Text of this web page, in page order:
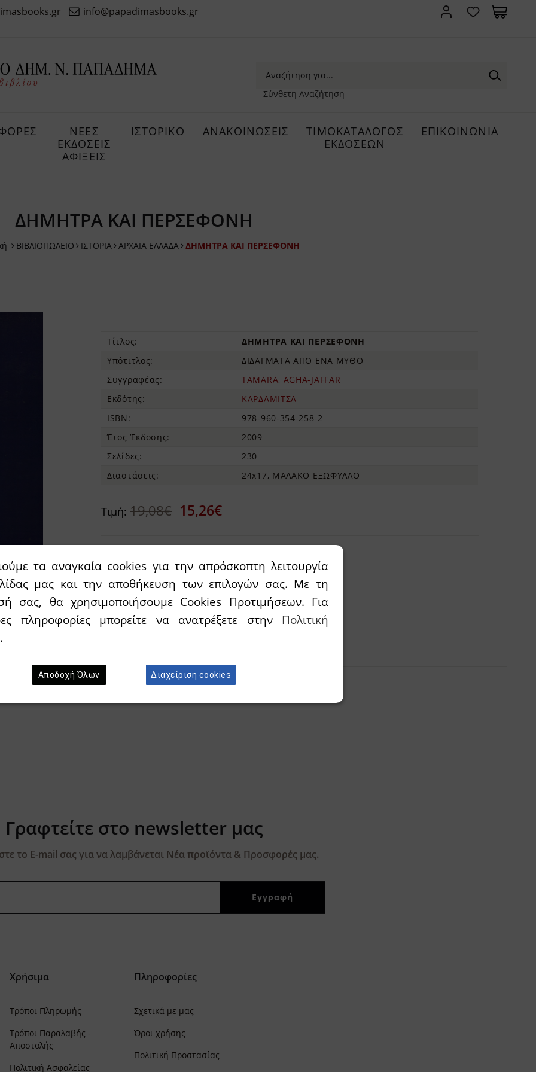
info@papadimasbooks.gr
Σύνθετη Αναζήτηση
ΝΕΕΣ
ΕΚΔΟΣΕΙΣ
ΑΦΙΞΕΙΣ
ΙΣΤΟΡΙΚΟ ΑΝΑΚΟΙΝΩΣΕΙΣ
ΤΙΜΟΚΑΤΑΛΟΓΟΣ
ΕΚΔΟΣΕΩΝ
ΕΠΙΚΟΙΝΩΝΙΑ
ΔΗΜΗΤΡΑ ΚΑΙ ΠΕΡΣΕΦΟΝΗ
ΒΙΒΛΙΟΠΩΛΕΙΟ ΙΣΤΟΡΙΑ ΑΡΧΑΙΑ ΕΛΛΑΔΑ ΔΗΜΗΤΡΑ ΚΑΙ ΠΕΡΣΕΦΟΝΗ
Τίτλος:
ΔΗΜΗΤΡΑ ΚΑΙ ΠΕΡΣΕΦΟΝΗ
Υπότιτλος:
ΔΙΔΑΓΜΑΤΑ ΑΠΟ ΕΝΑ ΜΥΘΟ
Συγγραφέας:
TAMARA, AGHA-JAFFAR
Εκδότης:
ΚΑΡΔΑΜΙΤΣΑ
ISBN:
978-960-354-258-2
Έτος Έκδοσης:
2009
Σελίδες:
230
Διαστάσεις:
24x17, ΜΑΛΑΚΟ ΕΞΩΦΥΛΛΟ
Τιμή:19,08€ 15,26€
Wishlist Προσθήκη στο καλάθι
Γραφτείτε στο newsletter μας
το E-mail σας για να λαμβάνεται Νέα προϊόντα & Προσφορές μας.
Χρήσιμα
Τρόποι Πληρωμής
Τρόποι Παραλαβής -
Αποστολής
Πολιτική Ασφαλείας
Πληροφορίες
Σχετικά με μας
Όροι χρήσης
Πολιτική Προστασίας
τα αναγκαία cookies για την απρόσκοπτη λειτουργία
μας και την αποθήκευση των επιλογών σας. Με τη
σας, θα χρησιμοποιήσουμε Cookies Προτιμήσεων. Για
πληροφορίες μπορείτε να ανατρέξετε στην Πολιτική
.
Αποδοχή Όλων Διαχείριση cookies